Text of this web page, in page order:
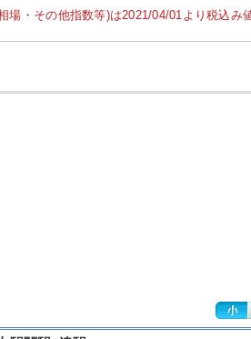
場・その他指数等)は2021/04/01より税込み